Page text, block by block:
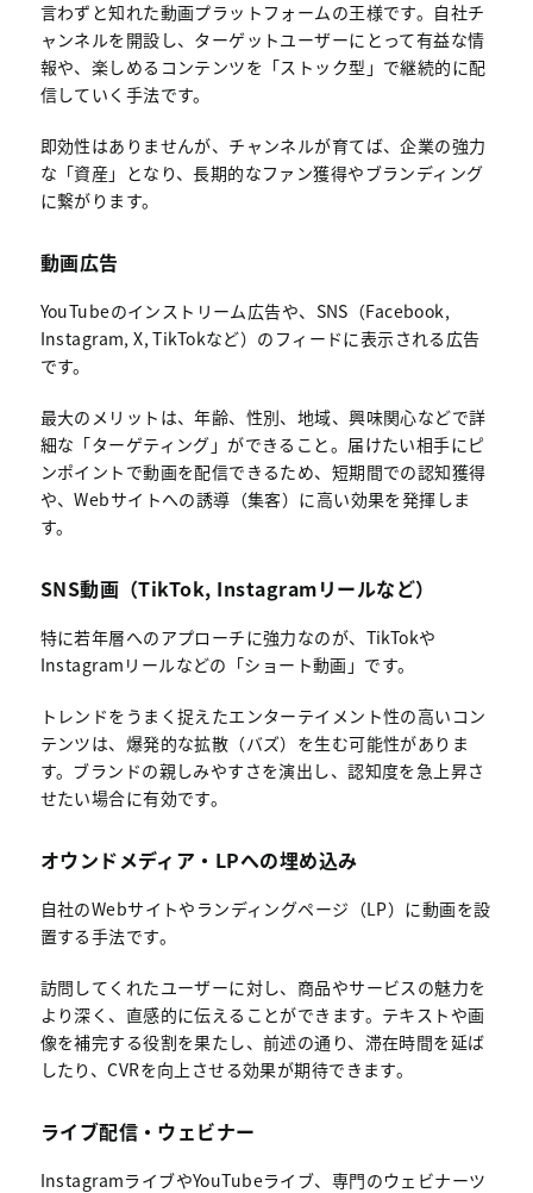
言わずと知れた動画プラットフォームの王様です。自社チ
ャンネルを開設し、ターゲットユーザーにとって有益な情
報や、楽しめるコンテンツを「ストック型」で継続的に配
信していく手法です。
即効性はありませんが、チャンネルが育てば、企業の強力
な「資産」となり、長期的なファン獲得やブランディング
に繋がります。
動画広告
YouTubeのインストリーム広告や、SNS（Facebook,
Instagram, X, TikTokなど）のフィードに表示される広告
です。
最大のメリットは、年齢、性別、地域、興味関心などで詳
細な「ターゲティング」ができること。届けたい相手にピ
ンポイントで動画を配信できるため、短期間での認知獲得
や、Webサイトへの誘導（集客）に高い効果を発揮しま
す。
SNS動画（TikTok, Instagramリールなど）
特に若年層へのアプローチに強力なのが、TikTokや
Instagramリールなどの「ショート動画」です。
トレンドをうまく捉えたエンターテイメント性の高いコン
テンツは、爆発的な拡散（バズ）を生む可能性がありま
す。ブランドの親しみやすさを演出し、認知度を急上昇さ
せたい場合に有効です。
オウンドメディア・LPへの埋め込み
自社のWebサイトやランディングページ（LP）に動画を設
置する手法です。
訪問してくれたユーザーに対し、商品やサービスの魅力を
より深く、直感的に伝えることができます。テキストや画
像を補完する役割を果たし、前述の通り、滞在時間を延ば
したり、CVRを向上させる効果が期待できます。
ライブ配信・ウェビナー
InstagramライブやYouTubeライブ、専門のウェビナーツ